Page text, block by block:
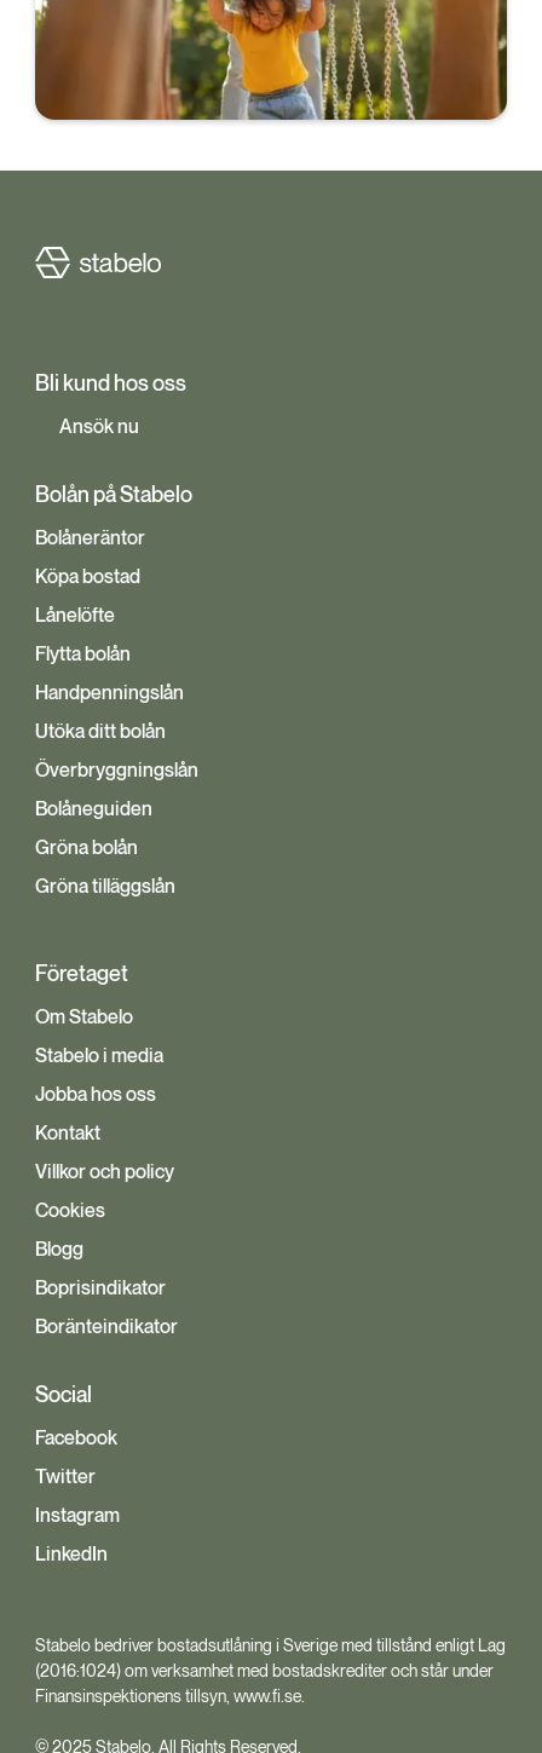
amortera och alla banker och långivare följer
samma amorteringskrav. Lär dig mer om hur det
fungerar och hur mycket du måste amortera.
Bli kund hos oss
Ansök nu
Bolån på Stabelo
Bolåneräntor
Köpa bostad
Lånelöfte
Flytta bolån
Handpenningslån
Utöka ditt bolån
Överbryggningslån
Bolåneguiden
Gröna bolån
Gröna tilläggslån
Företaget
Om Stabelo
Stabelo i media
Jobba hos oss
Kontakt
Villkor och policy
Cookies
Blogg
Boprisindikator
Boränteindikator
Social
Facebook
Twitter
Instagram
LinkedIn
Stabelo bedriver bostadsutlåning i Sverige med tillstånd enligt Lag
(2016:1024) om verksamhet med bostadskrediter och står under
Finansinspektionens tillsyn, www.fi.se.
© 2025 Stabelo. All Rights Reserved.